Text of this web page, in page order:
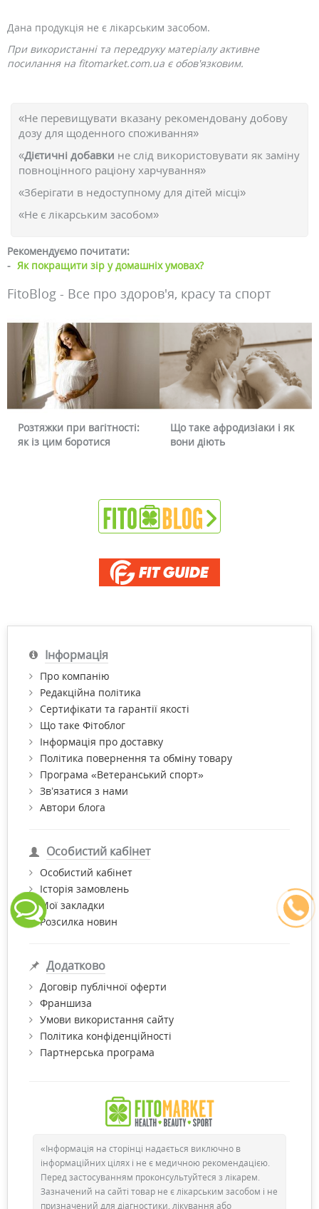
Дана продукція не є лікарським засобом.
При використанні та передруку матеріалу активне
посилання на fitomarket.com.ua є обов'язковим.
«Не перевищувати вказану рекомендовану добову
дозу для щоденного споживання»
«Дієтичні добавки не слід використовувати як заміну
повноцінного раціону харчування»
«Зберігати в недоступному для дітей місці»
«Не є лікарським засобом»
Рекомендуємо почитати:
- Як покращити зір у домашніх умовах?
FitoBlog - Все про здоров'я, красу та спорт
Розтяжки при вагітності:
як із цим боротися
Що таке афродизіаки і як
вони діють
Інформація
Про компанію
Редакційна політика
Сертифікати та гарантії якості
Що таке Фітоблог
Інформація про доставку
Політика повернення та обміну товару
Програма «Ветеранський спорт»
Зв’язатися з нами
Автори блога
Особистий кабінет
Особистий кабінет
Історія замовлень
Мої закладки
Розсилка новин
Додатково
Договір публічної оферти
Франшиза
Умови використання сайту
Політика конфіденційності
Партнерська програма
«Інформація на сторінці надається виключно в
інформаційних цілях і не є медичною рекомендацією.
Перед застосуванням проконсультуйтеся з лікарем.
Зазначений на сайті товар не є лікарським засобом і не
призначений для діагностики, лікування або